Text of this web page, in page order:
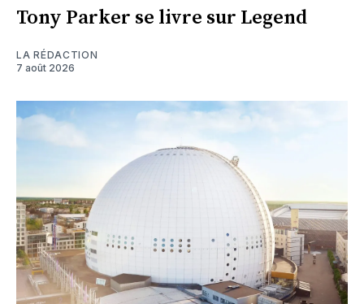
Tony Parker se livre sur Legend
LA RÉDACTION
7 août 2026